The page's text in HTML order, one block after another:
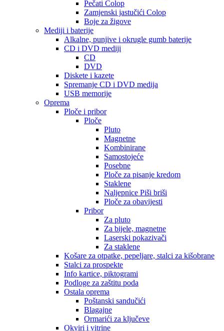
Pečati Colop
Zamjenski jastučići Colop
Boje za žigove
Mediji i baterije
Alkalne, punjive i okrugle gumb baterije
CD i DVD mediji
CD
DVD
Diskete i kazete
Spremanje CD i DVD medija
USB memorije
Oprema
Ploče i pribor
Ploče
Pluto
Magnetne
Kombinirane
Samostojeće
Posebne
Ploče za pisanje kredom
Staklene
Naljepnice Piši briši
Ploče za obavijesti
Pribor
Za pluto
Za bijele, magnetne
Laserski pokazivači
Za staklene
Košare za otpatke, pepeljare, stalci za kišobrane
Stalci za prospekte
Info kartice, piktogrami
Podloge za zaštitu poda
Ostala oprema
Poštanski sandučići
Blagajne
Ormarići za ključeve
Okviri i vitrine